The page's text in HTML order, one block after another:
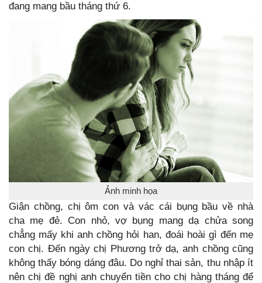
đang mang bầu tháng thứ 6.
Ảnh minh họa
Giận chồng, chị ôm con và vác cái bụng bầu về nhà
cha mẹ đẻ. Con nhỏ, vợ bụng mang dạ chửa song
chẳng mấy khi anh chồng hỏi han, đoái hoài gì đến mẹ
con chị. Đến ngày chị Phương trở dạ, anh chồng cũng
không thấy bóng dáng đâu. Do nghỉ thai sản, thu nhập ít
nên chị đề nghị anh chuyển tiền cho chị hàng tháng để